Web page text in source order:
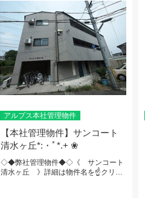
アルプス本社管理物件
【本社管理物件】サンコート
清水ヶ丘*:・ﾟ*.+ ❀
◇◆弊社管理物件◆◇《 サンコート
清水ヶ丘 》詳細は物件名を☝クリッ